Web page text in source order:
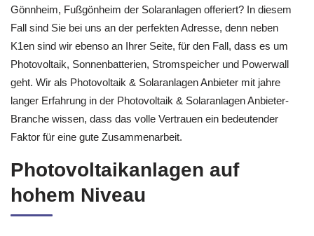
Gönnheim, Fußgönheim der Solaranlagen offeriert? In diesem
Fall sind Sie bei uns an der perfekten Adresse, denn neben
K1en sind wir ebenso an Ihrer Seite, für den Fall, dass es um
Photovoltaik, Sonnenbatterien, Stromspeicher und Powerwall
geht. Wir als Photovoltaik & Solaranlagen Anbieter mit jahre
langer Erfahrung in der Photovoltaik & Solaranlagen Anbieter-
Branche wissen, dass das volle Vertrauen ein bedeutender
Faktor für eine gute Zusammenarbeit.
Photovoltaikanlagen auf
hohem Niveau